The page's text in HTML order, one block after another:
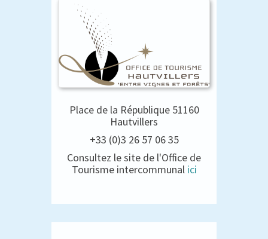
Place de la République 51160
Hautvillers
+33 (0)3 26 57 06 35
Consultez le site de l'Office de
Tourisme intercommunal ici